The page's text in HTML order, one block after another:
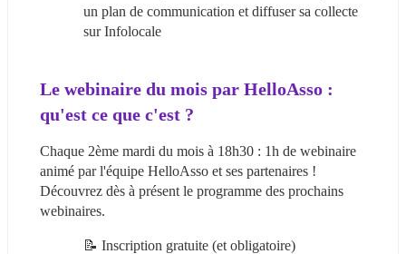
un plan de communication et diffuser sa collecte
sur Infolocale
Le webinaire du mois par HelloAsso :
qu'est ce que c'est ?
Chaque 2ème mardi du mois à 18h30 : 1h de webinaire
animé par l'équipe HelloAsso et ses partenaires !
Découvrez dès à présent le programme des prochains
webinaires.
📝 Inscription gratuite (et obligatoire)